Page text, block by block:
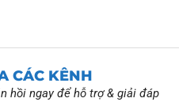
CÁC KÊNH
hồi ngay để hỗ trợ & giải đáp